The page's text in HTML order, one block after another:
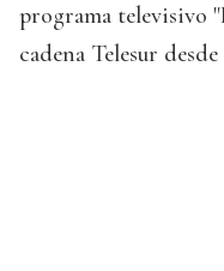
programa televisivo
cadena Telesur